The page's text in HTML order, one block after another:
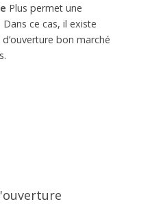
Plus permet une
ce cas, il existe
bon marché